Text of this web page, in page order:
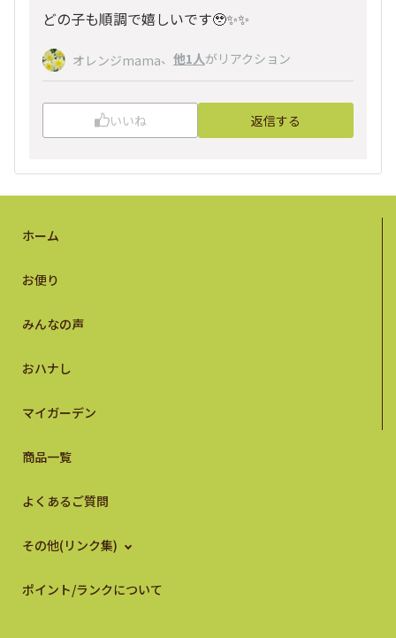
どの子も順調で嬉しいです🥹✨✨
オレンジmama、 他1人がリアクション
いいね 返信する
ホーム
お便り
みんなの声
おハナし
マイガーデン
商品一覧
よくあるご質問
その他(リンク集)
ポイント/ランクについて